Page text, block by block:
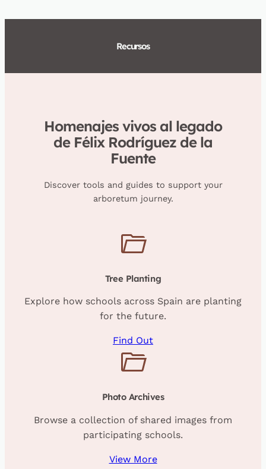
Recursos
Homenajes vivos al legado
de Félix Rodríguez de la
Fuente
Discover tools and guides to support your
arboretum journey.
Tree Planting
Explore how schools across Spain are planting
for the future.
Find Out
Photo Archives
Browse a collection of shared images from
participating schools.
View More